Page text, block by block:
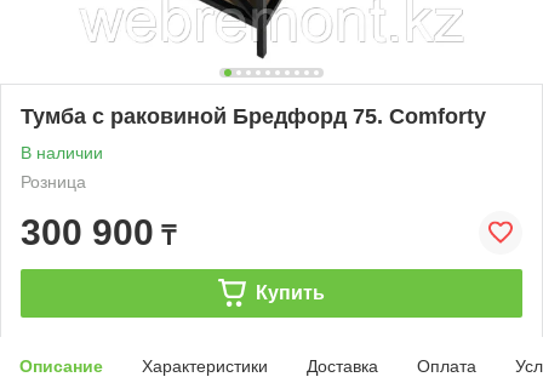
Тумба с раковиной Бредфорд 75. Comforty
В наличии
Розница
300 900 ₸
Купить
Описание Характеристики Доставка Оплата